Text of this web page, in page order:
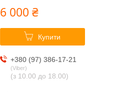
6 000 ₴
Купити
+380 (97) 386-17-21
Viber
(з 10.00 до 18.00)